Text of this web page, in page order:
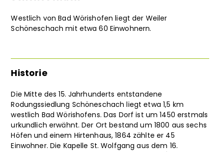
Westlich von Bad Wörishofen liegt der Weiler
Schöneschach mit etwa 60 Einwohnern.
Historie
Die Mitte des 15. Jahrhunderts entstandene
Rodungssiedlung Schöneschach liegt etwa 1,5 km
westlich Bad Wörishofens. Das Dorf ist um 1450 erstmals
urkundlich erwähnt. Der Ort bestand um 1800 aus sechs
Höfen und einem Hirtenhaus, 1864 zählte er 45
Einwohner. Die Kapelle St. Wolfgang aus dem 16.